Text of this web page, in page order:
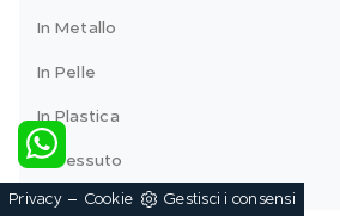
In Metallo
In Pelle
In Plastica
In Tessuto
Privacy- Cookie Gestisci i consensi